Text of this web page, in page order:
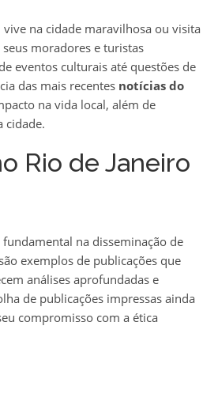
na cidade maravilhosa ou visita
moradores e turistas
eventos culturais até questões de
das mais recentes notícias do
na vida local, além de
cidade.
Rio de Janeiro
na disseminação de
exemplos de publicações que
análises aprofundadas e
de publicações impressas ainda
compromisso com a ética